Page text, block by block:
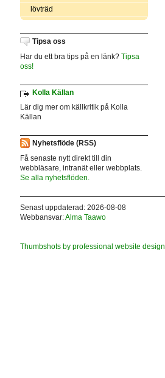
lövträd
Tipsa oss
Har du ett bra tips på en länk? Tipsa
oss!
Kolla Källan
Lär dig mer om källkritik på Kolla
Källan
Nyhetsflöde (RSS)
Få senaste nytt direkt till din
webbläsare, intranät eller webbplats.
Se alla nyhetsflöden.
Senast uppdaterad: 2026-08-08
Webbansvar:Alma Taawo
Thumbshots by professional website design